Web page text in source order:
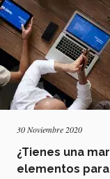
30 Noviembre 2020
¿Tienes una
elementos